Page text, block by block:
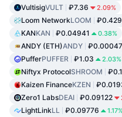
VultisigVULT ₽7.36 2.09%
Loom NetworkLOOM
KANKAN ₽0.04941 0.38%
ANDY (ETH)ANDY
PufferPUFFER ₽1.03 2.03%
Niftyx ProtocolSHROOM
Kaizen FinanceKZEN
Zero1 LabsDEAI ₽0.09122
LightLinkLL ₽0.09776